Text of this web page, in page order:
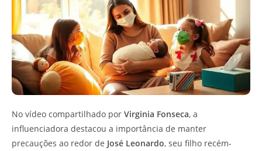
No vídeo compartilhado por Virginia Fonseca, a
influenciadora destacou a importância de manter
precauções ao redor de José Leonardo, seu filho recém-